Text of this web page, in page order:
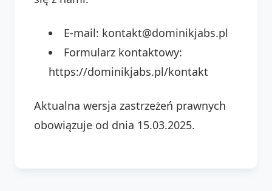
E-mail: kontakt@dominikjabs.pl
Formularz kontaktowy:
https://dominikjabs.pl/kontakt
Aktualna wersja zastrzeżeń prawnych
obowiązuje od dnia 15.03.2025.